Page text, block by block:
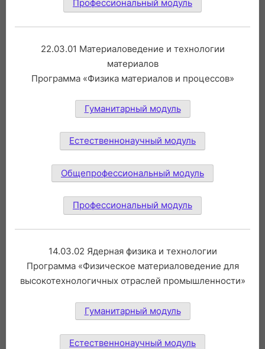
Профессиональный модуль
22.03.01 Материаловедение и технологии
материалов
Программа «Физика материалов и процессов»
Гуманитарный модуль
Естественнонаучный модуль
Общепрофессиональный модуль
Профессиональный модуль
14.03.02 Ядерная физика и технологии
Программа «Физическое материаловедение для
высокотехнологичных отраслей промышленности»
Гуманитарный модуль
Естественнонаучный модуль